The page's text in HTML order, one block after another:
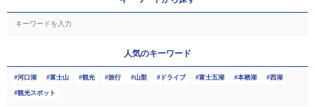
人気のキーワード
河口湖 富士山 観光 旅行 山梨 ドライブ 富士五湖 本栖湖 西湖
観光スポット